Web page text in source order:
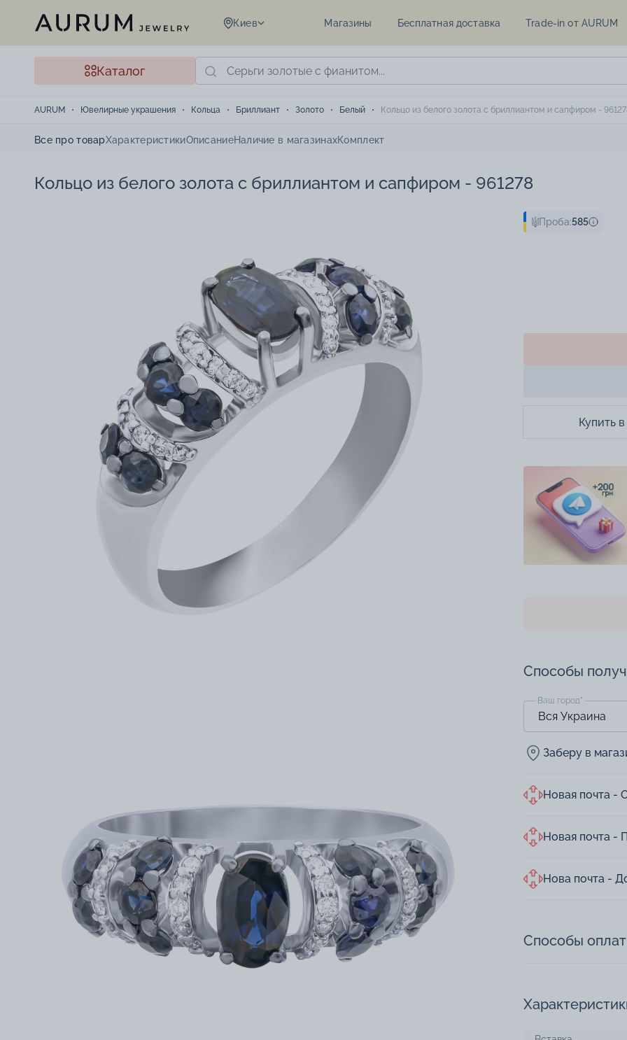
Киев Магазины Бесплатная доставка Trade-in от AURUM
Каталог
AURUM Ювелирные украшения Кольца Бриллиант Золото Белый Кольцо из белого золота с бриллиантом и сапфиром -
Все про товарХарактеристикиОписаниеНаличие в магазинахКомплект
Кольцо из белого золота с бриллиантом и сапфиром - 961278
Проба:585
Купить в
Способы
Ваш город*
Заберу в
Новая почта -
Новая почта -
Нова почта -
Способы